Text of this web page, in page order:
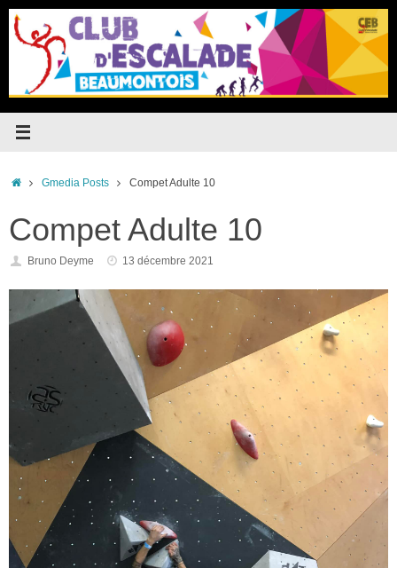
Passer
contenu
Accueil
Gmedia Posts Compet Adulte 10
Compet Adulte 10
Bruno Deyme 13 décembre 2021